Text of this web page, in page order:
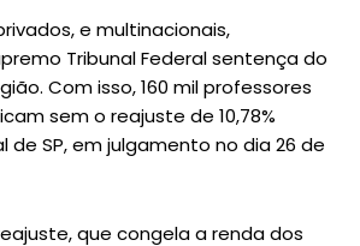
e multinacionais,
Tribunal Federal sentença do
Com isso, 160 mil professores
sem o reajuste de 10,78%
de SP, em julgamento no dia 26 de
que congela a renda dos